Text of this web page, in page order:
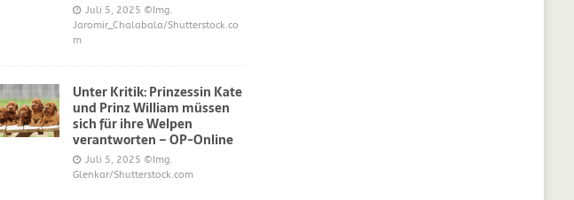
Juli 5, 2025 ©Img.
Jaromir_Chalabala/Shutterstock.co
m
Unter Kritik: Prinzessin Kate
und Prinz William müssen
sich für ihre Welpen
verantworten – OP-Online
Juli 5, 2025 ©Img.
Glenkar/Shutterstock.com